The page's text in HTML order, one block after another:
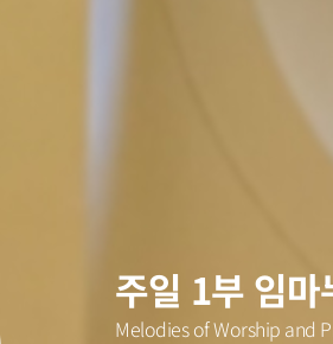
주일 1부 임
Melodies of Worship and